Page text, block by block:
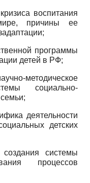
воспитания
причины ее
программы
детей в РФ;
методическое
социально­
деятельности
детских
системы
процессов